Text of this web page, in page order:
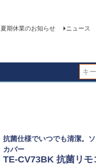
夏期休業のお知らせ ニュース
抗菌仕様でいつでも清潔。
カバー
TE-CV73BK 抗菌リモ